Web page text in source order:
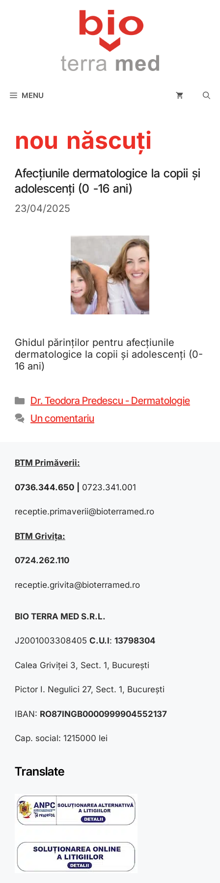
MENU
nou născuți
Afecțiunile dermatologice la copii și
adolescenți (0 -16 ani)
23/04/2025
Ghidul părinților pentru afecțiunile
dermatologice la copii și adolescenți (0-
16 ani)
Dr. Teodora Predescu - Dermatologie
Un comentariu
BTM Primăverii:
0736.344.650 0723.341.001
receptie.primaverii@bioterramed.ro
BTM Grivița:
0724.262.110
receptie.grivita@bioterramed.ro
BIO TERRA MED S.R.L.
J2001003308405 C.U.I: 13798304
Calea Griviței 3, Sect. 1, București
Pictor I. Negulici 27, Sect. 1, București
IBAN: RO87INGB0000999904552137
Cap. social: 1215000 lei
Translate